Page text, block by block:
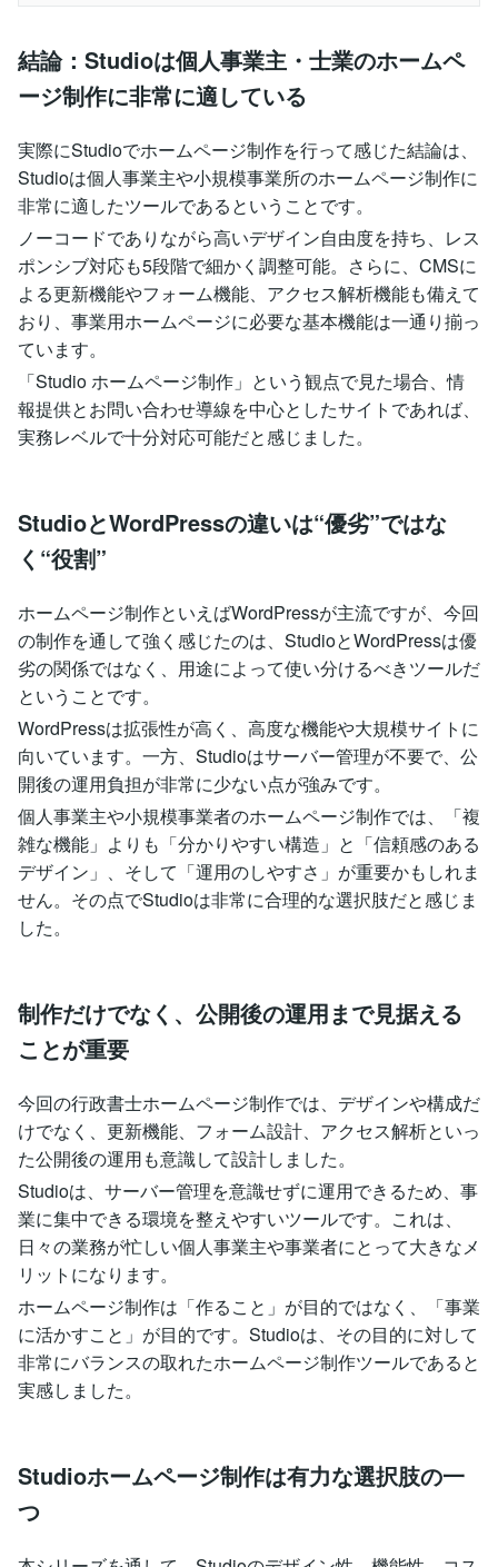
結論：Studioは個人事業主・士業のホームペ
ージ制作に非常に適している
実際にStudioでホームページ制作を行って感じた結論は、
Studioは個人事業主や小規模事業所のホームページ制作に
非常に適したツールであるということです。
ノーコードでありながら高いデザイン自由度を持ち、レス
ポンシブ対応も5段階で細かく調整可能。さらに、CMSに
よる更新機能やフォーム機能、アクセス解析機能も備えて
おり、事業用ホームページに必要な基本機能は一通り揃っ
ています。
「Studio ホームページ制作」という観点で見た場合、情
報提供とお問い合わせ導線を中心としたサイトであれば、
実務レベルで十分対応可能だと感じました。
StudioとWordPressの違いは“優劣”ではな
く“役割”
ホームページ制作といえばWordPressが主流ですが、今回
の制作を通して強く感じたのは、StudioとWordPressは優
劣の関係ではなく、用途によって使い分けるべきツールだ
ということです。
WordPressは拡張性が高く、高度な機能や大規模サイトに
向いています。一方、Studioはサーバー管理が不要で、公
開後の運用負担が非常に少ない点が強みです。
個人事業主や小規模事業者のホームページ制作では、「複
雑な機能」よりも「分かりやすい構造」と「信頼感のある
デザイン」、そして「運用のしやすさ」が重要かもしれま
せん。その点でStudioは非常に合理的な選択肢だと感じま
した。
制作だけでなく、公開後の運用まで見据える
ことが重要
今回の行政書士ホームページ制作では、デザインや構成だ
けでなく、更新機能、フォーム設計、アクセス解析といっ
た公開後の運用も意識して設計しました。
Studioは、サーバー管理を意識せずに運用できるため、事
業に集中できる環境を整えやすいツールです。これは、
日々の業務が忙しい個人事業主や事業者にとって大きなメ
リットになります。
ホームページ制作は「作ること」が目的ではなく、「事業
に活かすこと」が目的です。Studioは、その目的に対して
非常にバランスの取れたホームページ制作ツールであると
実感しました。
Studioホームページ制作は有力な選択肢の一
つ